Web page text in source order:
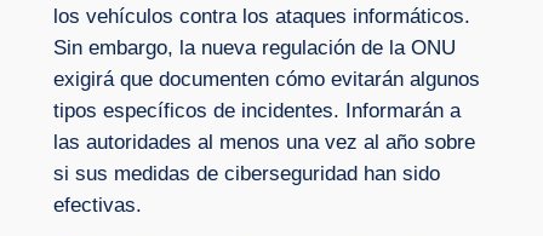
los vehículos contra los ataques informáticos.
Sin embargo, la nueva regulación de la ONU
exigirá que documenten cómo evitarán algunos
tipos específicos de incidentes. Informarán a
las autoridades al menos una vez al año sobre
si sus medidas de ciberseguridad han sido
efectivas.